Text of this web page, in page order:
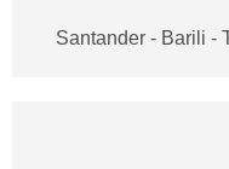
Santander - Barili -